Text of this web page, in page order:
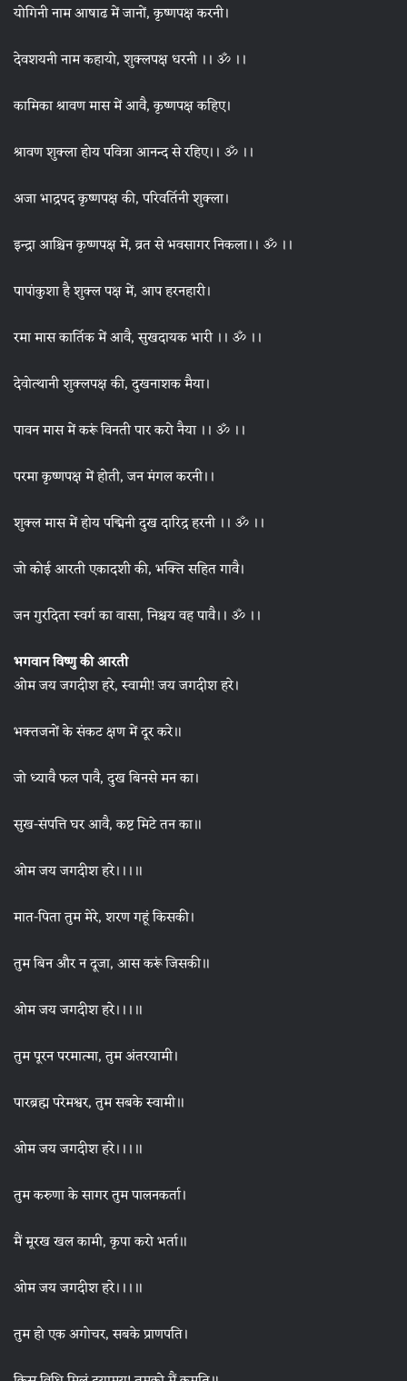
योगिनी नाम आषाढ में जानों, कृष्णपक्ष करनी।
देवशयनी नाम कहायो, शुक्लपक्ष धरनी ।। ॐ ।।
कामिका श्रावण मास में आवै, कृष्णपक्ष कहिए।
श्रावण शुक्ला होय पवित्रा आनन्द से रहिए।। ॐ ।।
अजा भाद्रपद कृष्णपक्ष की, परिवर्तिनी शुक्ला।
इन्द्रा आश्चिन कृष्णपक्ष में, व्रत से भवसागर निकला।। ॐ ।।
पापांकुशा है शुक्ल पक्ष में, आप हरनहारी।
रमा मास कार्तिक में आवै, सुखदायक भारी ।। ॐ ।।
देवोत्थानी शुक्लपक्ष की, दुखनाशक मैया।
पावन मास में करूं विनती पार करो नैया ।। ॐ ।।
परमा कृष्णपक्ष में होती, जन मंगल करनी।।
शुक्ल मास में होय पद्मिनी दुख दारिद्र हरनी ।। ॐ ।।
जो कोई आरती एकादशी की, भक्ति सहित गावै।
जन गुरदिता स्वर्ग का वासा, निश्चय वह पावै।। ॐ ।।
भगवान विष्णु की आरती
ओम जय जगदीश हरे, स्वामी! जय जगदीश हरे।
भक्तजनों के संकट क्षण में दूर करे॥
जो ध्यावै फल पावै, दुख बिनसे मन का।
सुख-संपत्ति घर आवै, कष्ट मिटे तन का॥
ओम जय जगदीश हरे।।।॥
मात-पिता तुम मेरे, शरण गहूं किसकी।
तुम बिन और न दूजा, आस करूं जिसकी॥
ओम जय जगदीश हरे।।।॥
तुम पूरन परमात्मा, तुम अंतरयामी।
पारब्रह्म परेमश्वर, तुम सबके स्वामी॥
ओम जय जगदीश हरे।।।॥
तुम करुणा के सागर तुम पालनकर्ता।
मैं मूरख खल कामी, कृपा करो भर्ता॥
ओम जय जगदीश हरे।।।॥
तुम हो एक अगोचर, सबके प्राणपति।